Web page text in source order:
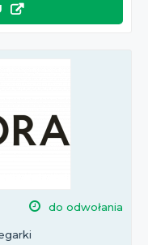
do odwołania